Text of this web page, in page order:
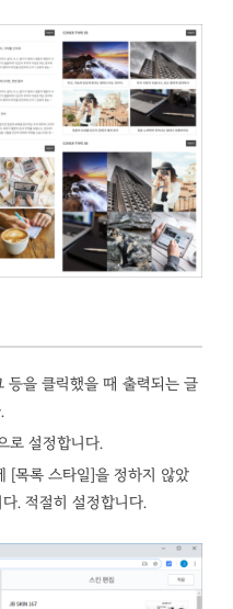
등을 클릭했을 때 출력되는 글
로 설정합니다.
[목록 스타일]을 정하지 않았
. 적절히 설정합니다.